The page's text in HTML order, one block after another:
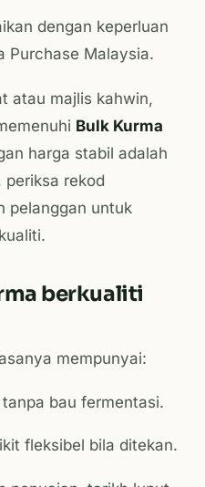
dengan keperluan
Purchase Malaysia.
atau majlis kahwin,
Bulk Kurma
harga stabil adalah
periksa rekod
pelanggan untuk
berkualiti
mempunyai:
bau fermentasi.
fleksibel bila ditekan.